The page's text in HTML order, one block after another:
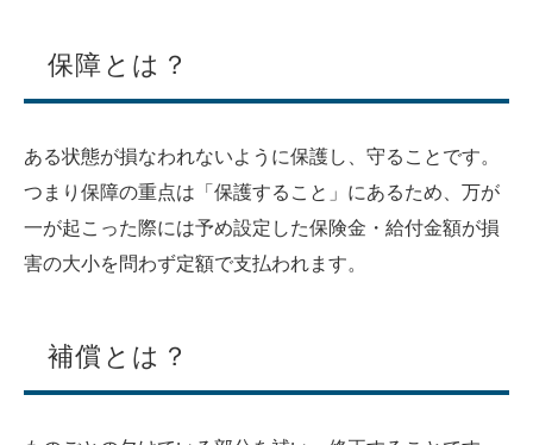
保障とは？
ある状態が損なわれないように保護し、守ることです。
つまり保障の重点は「保護すること」にあるため、万が
一が起こった際には予め設定した保険金・給付金額が損
害の大小を問わず定額で支払われます。
補償とは？